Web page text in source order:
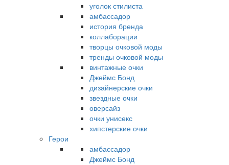
уголок стилиста
амбассадор
история бренда
коллаборации
творцы очковой моды
тренды очковой моды
винтажные очки
Джеймс Бонд
дизайнерские очки
звездные очки
оверсайз
очки унисекс
хипстерские очки
Герои
амбассадор
Джеймс Бонд